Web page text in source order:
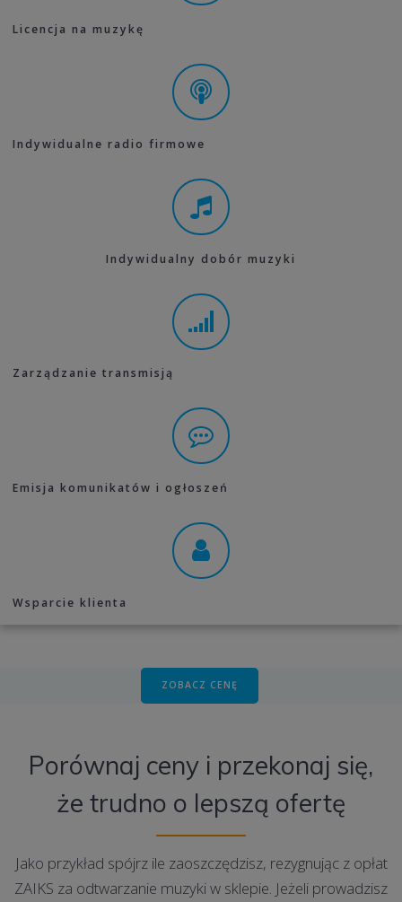
Licencja na muzykę
Indywidualne radio firmowe
Indywidualny dobór muzyki
Zarządzanie transmisją
Emisja komunikatów i ogłoszeń
Wsparcie klienta
ZOBACZ CENĘ
Porównaj ceny i przekonaj się,
że trudno o lepszą ofertę
Jako przykład spójrz ile zaoszczędzisz, rezygnując z opłat
ZAIKS za odtwarzanie muzyki w sklepie. Jeżeli prowadzisz